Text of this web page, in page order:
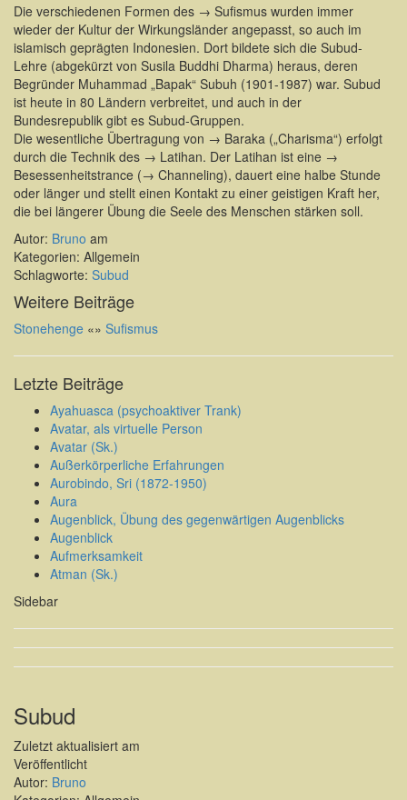
Die verschiedenen Formen des → Sufismus wurden immer
wieder der Kultur der Wirkungsländer angepasst, so auch im
islamisch geprägten Indonesien. Dort bildete sich die Subud-
Lehre (abgekürzt von Susila Buddhi Dharma) heraus, deren
Begründer Muhammad „Bapak“ Subuh (1901-1987) war. Subud
ist heute in 80 Ländern verbreitet, und auch in der
Bundesrepublik gibt es Subud-Gruppen.
Die wesentliche Übertragung von → Baraka („Charisma“) erfolgt
durch die Technik des → Latihan. Der Latihan ist eine →
Besessenheitstrance (→ Channeling), dauert eine halbe Stunde
oder länger und stellt einen Kontakt zu einer geistigen Kraft her,
die bei längerer Übung die Seele des Menschen stärken soll.
Autor: Bruno am
Kategorien: Allgemein
Schlagworte: Subud
Weitere Beiträge
Stonehenge «» Sufismus
Letzte Beiträge
Ayahuasca (psychoaktiver Trank)
Avatar, als virtuelle Person
Avatar (Sk.)
Außerkörperliche Erfahrungen
Aurobindo, Sri (1872-1950)
Aura
Augenblick, Übung des gegenwärtigen Augenblicks
Augenblick
Aufmerksamkeit
Atman (Sk.)
Sidebar
Subud
Zuletzt aktualisiert am
Veröffentlicht
Autor: Bruno